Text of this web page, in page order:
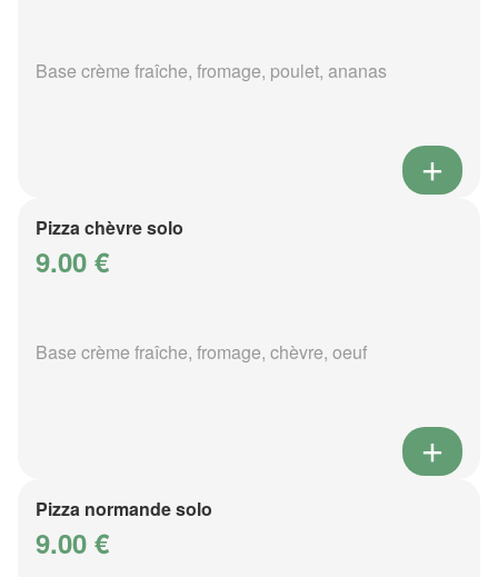
Base crème fraîche, fromage, poulet, ananas
Pizza chèvre solo
9.00 €
Base crème fraîche, fromage, chèvre, oeuf
Pizza normande solo
9.00 €